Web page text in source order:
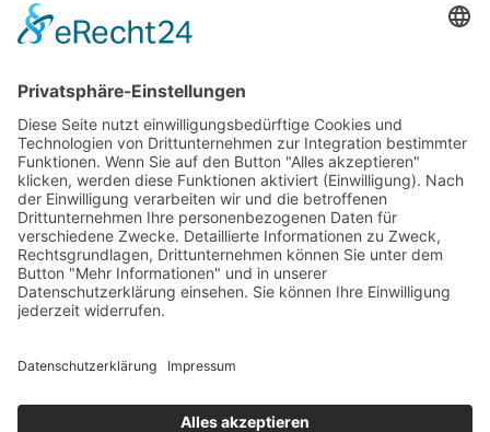
Folgen Sie uns
Kontakt
0203 - 3965 710
info@friondo.de
Whatsapp
Mo - Fr von 8 - 17 Uhr
SCHREIBEN SIE UNS